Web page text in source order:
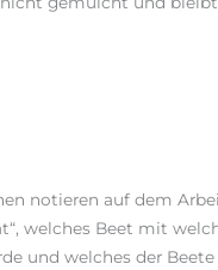
notieren auf dem
welches Beet mit
und welches der Beete